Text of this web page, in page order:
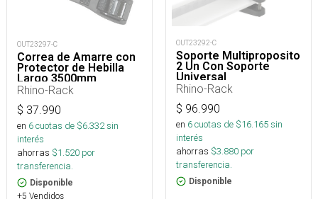
OUT23297-C
Correa de Amarre con
Protector de Hebilla
Largo 3500mm
Rhino-Rack
$ 37.990
en 6cuotas de $6.332sin
interés
ahorras $1.520 por
transferencia.
Disponible
+5 Vendidos
OUT23292-C
Soporte Multiproposito
2 Un Con Soporte
Universal
Rhino-Rack
$ 96.990
en 6cuotas de $16.165sin
interés
ahorras $3.880 por
transferencia.
Disponible